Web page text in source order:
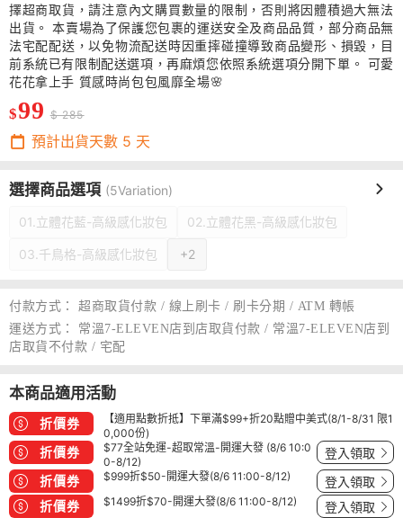
擇超商取貨，請注意內文購買數量的限制，否則將因體積過大無法
出貨。 本賣場為了保護您包裹的運送安全及商品品質，部分商品無
法宅配配送，以免物流配送時因重摔碰撞導致商品變形、損毀，目
前系統已有限制配送選項，再麻煩您依照系統選項分開下單。 可愛
花花拿上手 質感時尚包包風靡全場🌸
$99 $ 285
預計出貨天數 5 天
選擇商品選項 (5Variation)
01.立體花藍-高級感化妝包 02.立體花黑-高級感化妝包
03.千鳥格-高級感化妝包 +2
付款方式：
超商取貨付款 / 線上刷卡 / 刷卡分期 / ATM 轉帳
運送方式：
常溫7-ELEVEN店到店取貨付款 / 常溫7-ELEVEN店到
店取貨不付款 / 宅配
本商品適用活動
折價券
【適用點數折抵】下單滿$99+折20點贈中美式(8/1-8/31 限1
0,000份)
折價券
$77全站免運-超取常溫-開運大發 (8/6 10:0
0-8/12)
登入領取
折價券 $999折$50-開運大發(8/6 11:00-8/12) 登入領取
折價券 $1499折$70-開運大發(8/6 11:00-8/12) 登入領取